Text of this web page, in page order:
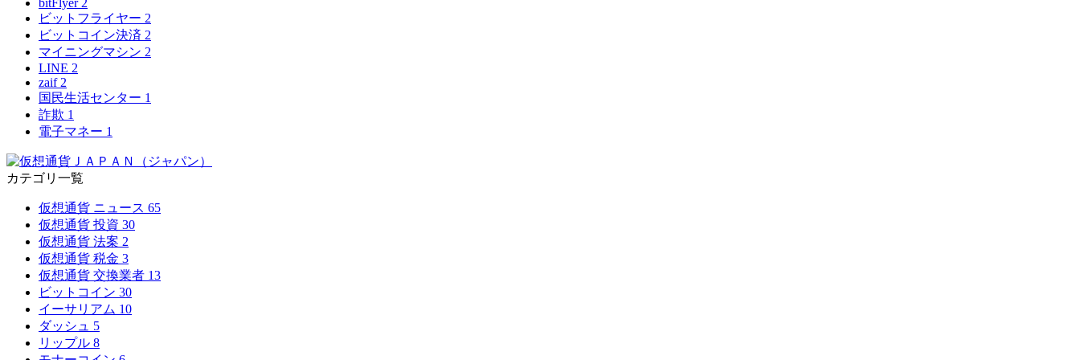
ビットフライヤー 2
ビットコイン決済 2
マイニングマシン 2
LINE 2
zaif 2
国民生活センター 1
詐欺 1
電子マネー 1
カテゴリ一覧
仮想通貨 ニュース 65
仮想通貨 投資 30
仮想通貨 法案 2
仮想通貨 税金 3
仮想通貨 交換業者 13
ビットコイン 30
イーサリアム 10
ダッシュ 5
リップル 8